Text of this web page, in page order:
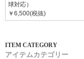
球対応）
￥6,500(税抜)
アイテムカテゴリー